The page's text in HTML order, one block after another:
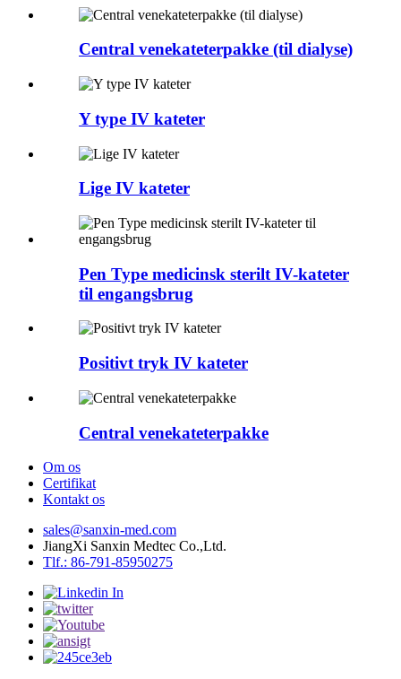
Central venekateterpakke (til dialyse)
Y type IV kateter
Lige IV kateter
Pen Type medicinsk sterilt IV-kateter
til engangsbrug
Positivt tryk IV kateter
Central venekateterpakke
Om os
Certifikat
Kontakt os
sales@sanxin-med.com
JiangXi Sanxin Medtec Co.,Ltd.
Tlf.: 86-791-85950275